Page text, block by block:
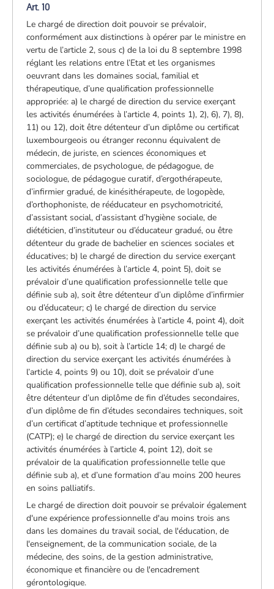
Art. 10
Le chargé de direction doit pouvoir se prévaloir,
conformément aux distinctions à opérer par le ministre en
vertu de l’article 2, sous c) de la loi du 8 septembre 1998
réglant les relations entre l’Etat et les organismes
oeuvrant dans les domaines social, familial et
thérapeutique, d’une qualification professionnelle
appropriée: a) le chargé de direction du service exerçant
les activités énumérées à l’article 4, points 1), 2), 6), 7), 8),
11) ou 12), doit être détenteur d’un diplôme ou certificat
luxembourgeois ou étranger reconnu équivalent de
médecin, de juriste, en sciences économiques et
commerciales, de psychologue, de pédagogue, de
sociologue, de pédagogue curatif, d’ergothérapeute,
d’infirmier gradué, de kinésithérapeute, de logopède,
d’orthophoniste, de rééducateur en psychomotricité,
d’assistant social, d’assistant d’hygiène sociale, de
diététicien, d’instituteur ou d’éducateur gradué, ou être
détenteur du grade de bachelier en sciences sociales et
éducatives; b) le chargé de direction du service exerçant
les activités énumérées à l’article 4, point 5), doit se
prévaloir d’une qualification professionnelle telle que
définie sub a), soit être détenteur d’un diplôme d’infirmier
ou d’éducateur; c) le chargé de direction du service
exerçant les activités énumérées à l’article 4, point 4), doit
se prévaloir d’une qualification professionnelle telle que
définie sub a) ou b), soit à l’article 14; d) le chargé de
direction du service exerçant les activités énumérées à
l’article 4, points 9) ou 10), doit se prévaloir d’une
qualification professionnelle telle que définie sub a), soit
être détenteur d’un diplôme de fin d’études secondaires,
d’un diplôme de fin d’études secondaires techniques, soit
d’un certificat d’aptitude technique et professionnelle
(CATP); e) le chargé de direction du service exerçant les
activités énumérées à l’article 4, point 12), doit se
prévaloir de la qualification professionnelle telle que
définie sub a), et d’une formation d’au moins 200 heures
en soins palliatifs.
Le chargé de direction doit pouvoir se prévaloir également
d'une expérience professionnelle d'au moins trois ans
dans les domaines du travail social, de l'éducation, de
l'enseignement, de la communication sociale, de la
médecine, des soins, de la gestion administrative,
économique et financière ou de l'encadrement
gérontologique.